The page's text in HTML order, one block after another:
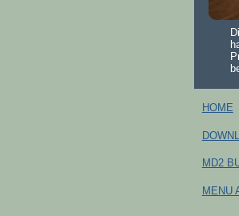
HOME
MD2
MENU